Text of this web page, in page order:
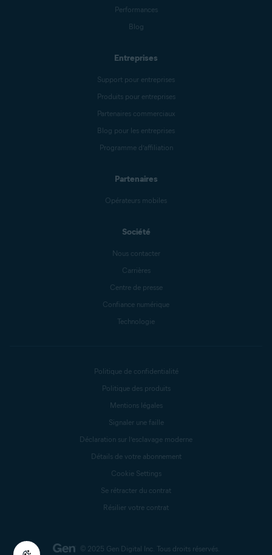
Performances
Blog
Entreprises
Support pour entreprises
Produits pour entreprises
Partenaires commerciaux
Blog pour les entreprises
Programme d’affiliation
Partenaires
Opérateurs mobiles
Société
Nous contacter
Carrières
Centre de presse
Confiance numérique
Technologie
© 2025 Gen Digital Inc. Tous droits réservés.
Politique de confidentialité
Politique des produits
Mentions légales
Signaler une faille
Déclaration sur l’esclavage moderne
Détails de votre abonnement
Cookie Settings
Se rétracter du contrat
Résilier votre contrat